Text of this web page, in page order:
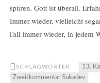
spüren. Gott ist überall.
Immer wieder, vielleicht
Fall immer wieder, in jedem
SCHLAGWÖRTER
13.
Zweitkommentar Sukadev